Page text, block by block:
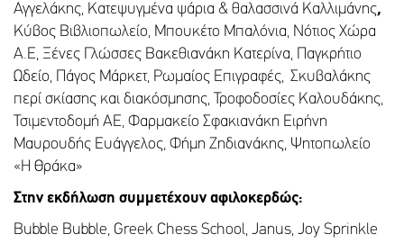
Αγγελάκης, Κατεψυγμένα ψάρια & θαλασσινά Καλλιμάνης,
Κύβος Βιβλιοπωλείο, Μπουκέτο Μπαλόνια, Νότιος Χώρα
A.E, Ξένες Γλώσσες Βακεθιανάκη Κατερίνα, Παγκρήτιο
Ωδείο, Πάγος Μάρκετ, Ρωμαίος Επιγραφές, Σκυβαλάκης
περί σκίασης και διακόσμησης, Τροφοδοσίες Καλουδάκης,
Τσιμεντοδομή ΑΕ, Φαρμακείο Σφακιανάκη Ειρήνη
Μαυρουδής Ευάγγελος, Φήμη Ζηδιανάκης, Ψητοπωλείο
«H Θράκα»
Στην εκδήλωση συμμετέχουν αφιλοκερδώς:
Bubble Bubble, Greek Chess School, Janus, Joy Sprinkle